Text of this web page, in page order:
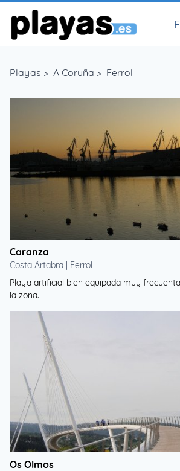
Playas > A Coruña > Ferrol
Caranza
Costa Ártabra | Ferrol
Playa artificial bien equipada muy
la zona.
Os Olmos